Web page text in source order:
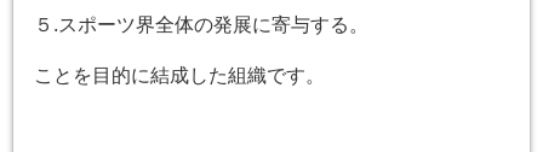
５.スポーツ界全体の発展に寄与する。
ことを目的に結成した組織です。